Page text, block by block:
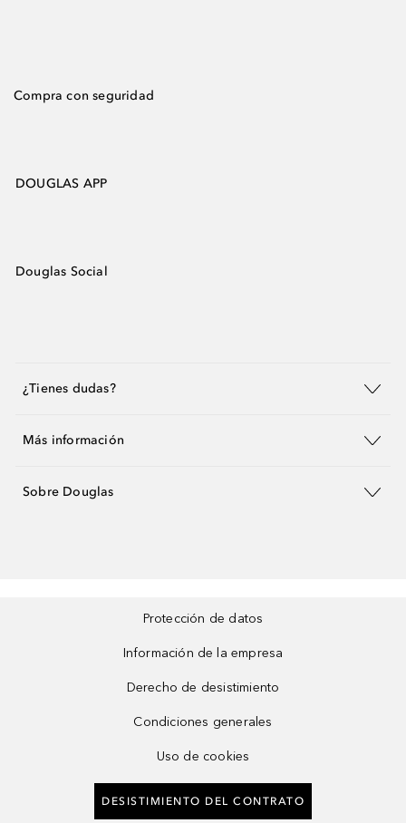
Compra con seguridad
DOUGLAS APP
Douglas Social
¿Tienes dudas?
Más información
Sobre Douglas
Protección de datos
Información de la empresa
Derecho de desistimiento
Condiciones generales
Uso de cookies
DESISTIMIENTO DEL CONTRATO